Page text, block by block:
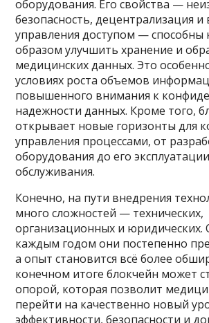
оборудования. Его свойства —
безопасность, децентрализация
управления доступом —
образом улучшить хранение и
медицинских данных. Это
условиях роста объемов
повышенного внимания к
надежности данных. Кроме того,
открывает новые горизонты для
управления процессами, от
оборудования до его
обслуживания.
Конечно, на пути внедрения
много сложностей — технических,
организационных и юридических.
каждым годом они постепенно
а опыт становится всё более
конечном итоге блокчейн может
опорой, которая позволит
перейти на качественно новый
эффективности, безопасности и